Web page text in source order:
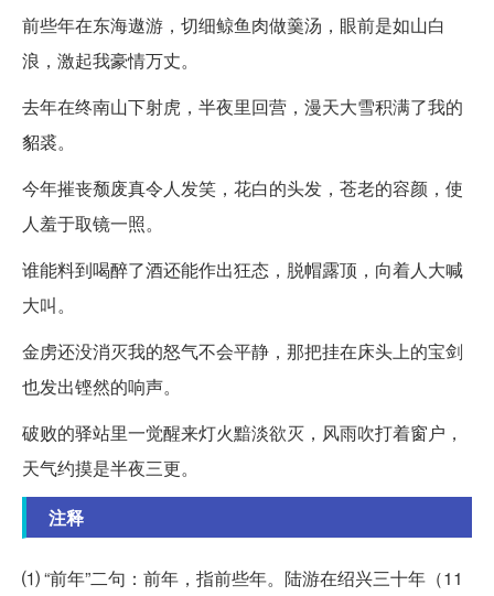
前些年在东海遨游，切细鲸鱼肉做羹汤，眼前是如山白
浪，激起我豪情万丈。
去年在终南山下射虎，半夜里回营，漫天大雪积满了我的
貂裘。
今年摧丧颓废真令人发笑，花白的头发，苍老的容颜，使
人羞于取镜一照。
谁能料到喝醉了酒还能作出狂态，脱帽露顶，向着人大喊
大叫。
金虏还没消灭我的怒气不会平静，那把挂在床头上的宝剑
也发出铿然的响声。
破败的驿站里一觉醒来灯火黯淡欲灭，风雨吹打着窗户，
天气约摸是半夜三更。
注释
⑴ “前年”二句：前年，指前些年。陆游在绍兴三十年（11